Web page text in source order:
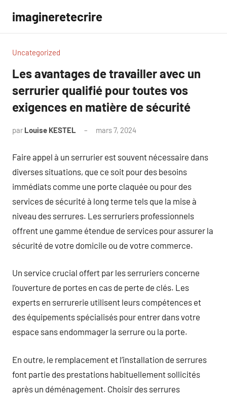
contenu
imagineretecrire
Uncategorized
Les avantages de travailler avec un
serrurier qualifié pour toutes vos
exigences en matière de sécurité
par Louise KESTEL mars 7, 2024
Faire appel à un serrurier est souvent nécessaire dans
diverses situations, que ce soit pour des besoins
immédiats comme une porte claquée ou pour des
services de sécurité à long terme tels que la mise à
niveau des serrures. Les serruriers professionnels
offrent une gamme étendue de services pour assurer la
sécurité de votre domicile ou de votre commerce.
Un service crucial offert par les serruriers concerne
l’ouverture de portes en cas de perte de clés. Les
experts en serrurerie utilisent leurs compétences et
des équipements spécialisés pour entrer dans votre
espace sans endommager la serrure ou la porte.
En outre, le remplacement et l’installation de serrures
font partie des prestations habituellement sollicités
après un déménagement. Choisir des serrures